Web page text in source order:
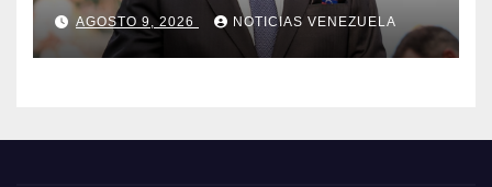
número
AGOSTO 9, 2026 NOTICIAS VENEZUELA